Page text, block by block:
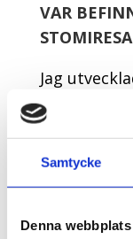
Samtycke
Denna
VAR
Jag
och skulle
jag
inför för att
sätt. Jag
jag mig för